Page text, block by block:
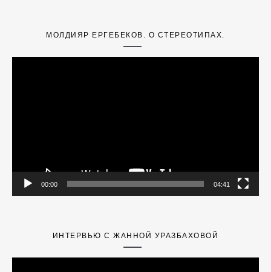
МОЛДИЯР ЕРГЕБЕКОВ. О СТЕРЕОТИПАХ.
00:00 04:41
ИНТЕРВЬЮ С ЖАННОЙ УРАЗБАХОВОЙ